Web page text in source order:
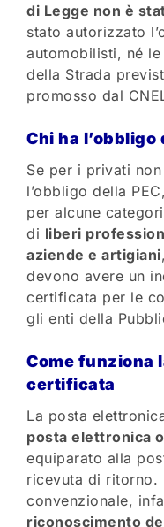
di Legge non è
stato autorizzato
automobilisti, né
della Strada
promosso dal
Chi ha l’obbligo
Se per i privati
l’obbligo della
per alcune
di liberi
aziende e artigiani
devono avere un
certificata per le
gli enti della
Come funziona
certificata
La posta
posta elettronica
equiparato alla
ricevuta di ritorno.
convenzionale,
riconoscimento